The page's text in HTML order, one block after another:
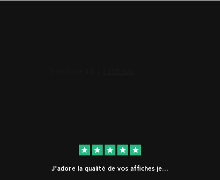
star star star star star
J'adore la qualité de vos affiches je…